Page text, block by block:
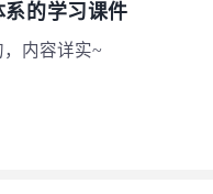
的学习课件
内容详实~